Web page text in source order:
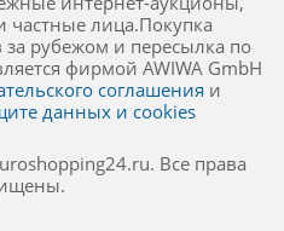
частные лица.Покупка
рубежом и пересылка по
фирмой AWIWA GmbH
соглашения и
данных и cookies
Все права